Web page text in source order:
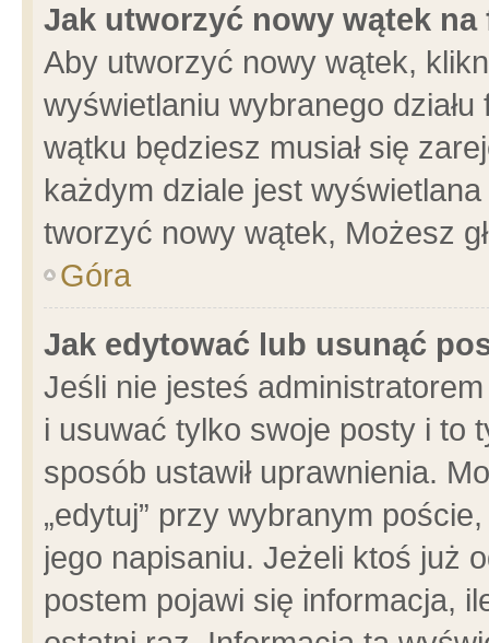
Jak utworzyć nowy wątek na
Aby utworzyć nowy wątek,
wyświetlaniu wybranego
wątku będziesz musiał się
każdym dziale jest
tworzyć nowy wątek, Możesz
Góra
Jak edytować lub usunąć
Jeśli nie jesteś
i usuwać tylko swoje posty i to
sposób ustawił uprawnienia.
„edytuj” przy wybranym
jego napisaniu. Jeżeli ktoś już
postem pojawi się informacja,